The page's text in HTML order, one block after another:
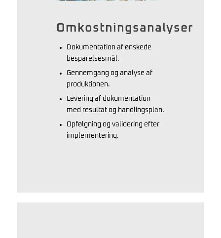
Omkostningsanalyser
Dokumentation af ønskede
besparelsesmål.
Gennemgang og analyse af
produktionen.
Levering af dokumentation
med resultat og handlingsplan.
Opfølgning og validering efter
implementering.